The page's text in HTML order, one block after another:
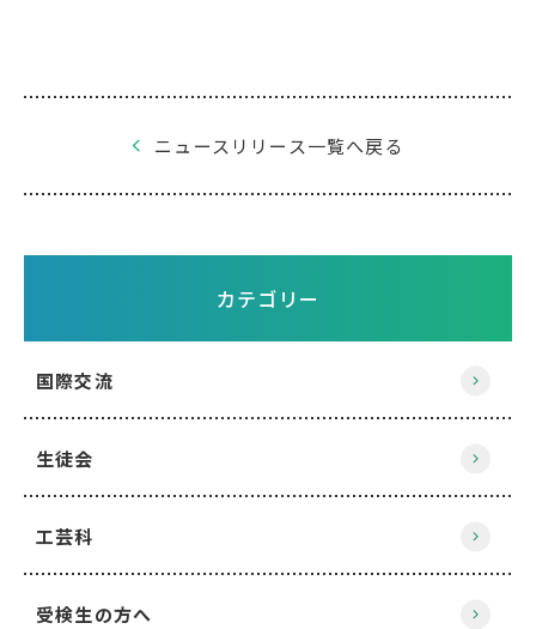
ニュースリリース一覧へ戻る
カテゴリー
国際交流
生徒会
工芸科
受検生の方へ